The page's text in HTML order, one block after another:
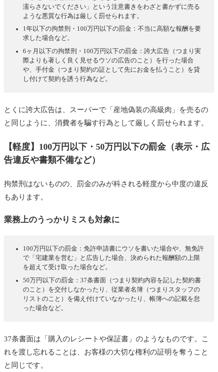
濡らさないでください」という注意書きをわざと書かずに売る
ような悪質な行為は厳しく罰せられます。
1年以下の拘禁刑・100万円以下の罰金：不当に高額な報酬を要
求した場合など。
6ヶ月以下の拘禁刑・100万円以下の罰金：誇大広告（つまり実
際よりも著しく良く見せるウソの広告のこと）を行った場合
や、手付金（つまり契約の証として先にお金を払うこと）を貸
し付けて契約を誘う行為など。
とくに誇大広告は、スーパーで「産地偽装の高級肉」を売るの
と同じように、消費者を騙す行為として厳しく罰せられます。
【軽度】100万円以下・50万円以下の罰金（表示・広
告違反や書類不備など）
拘禁刑はないものの、罰金のみが科される軽度から中度の違反
もあります。
業務上のうっかりミスも対象に
100万円以下の罰金：免許申請書にウソを書いた場合や、無免許
で「宅建業を営む」と広告した場合、決められた報酬額の上限
を超えて受け取った場合など。
50万円以下の罰金：37条書面（つまり契約内容を記した契約書
のこと）を交付しなかったり、従業者名簿（つまりスタッフの
リストのこと）を備え付けていなかったり、帳簿への記載を怠
った場合など。
37条書面は「購入のレシートや保証書」のようなものです。こ
れを渡し忘れることは、お客様の大切な権利の証明を奪うこと
と同じです。